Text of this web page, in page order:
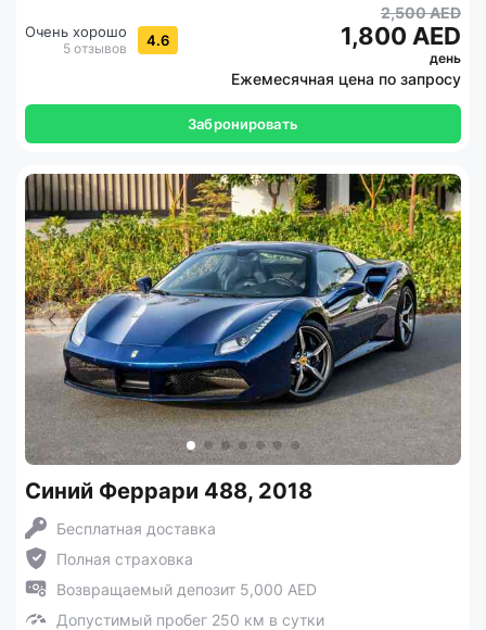
Очень хорошо
5 отзывов 4.6
2,500 AED
1,800 AED
день
Ежемесячная цена по запросу
Забронировать
Синий Феррари 488, 2018
Бесплатная доставка
Полная страховка
Возвращаемый депозит 5,000 AED
Допустимый пробег 250 км в сутки